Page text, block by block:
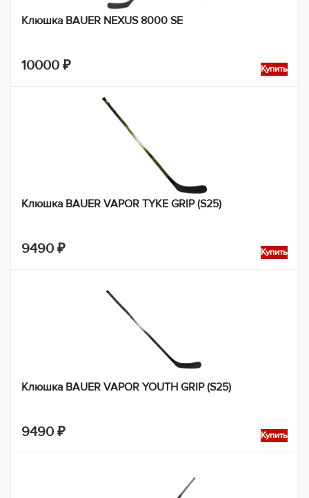
Клюшка BAUER NEXUS 8000 SE
10000 ₽ Купить
Клюшка BAUER VAPOR TYKE GRIP (S25)
9490 ₽ Купить
Клюшка BAUER VAPOR YOUTH GRIP (S25)
9490 ₽ Купить